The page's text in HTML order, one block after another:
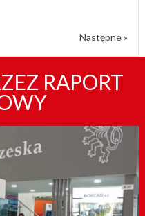
Następne »
RAPORT